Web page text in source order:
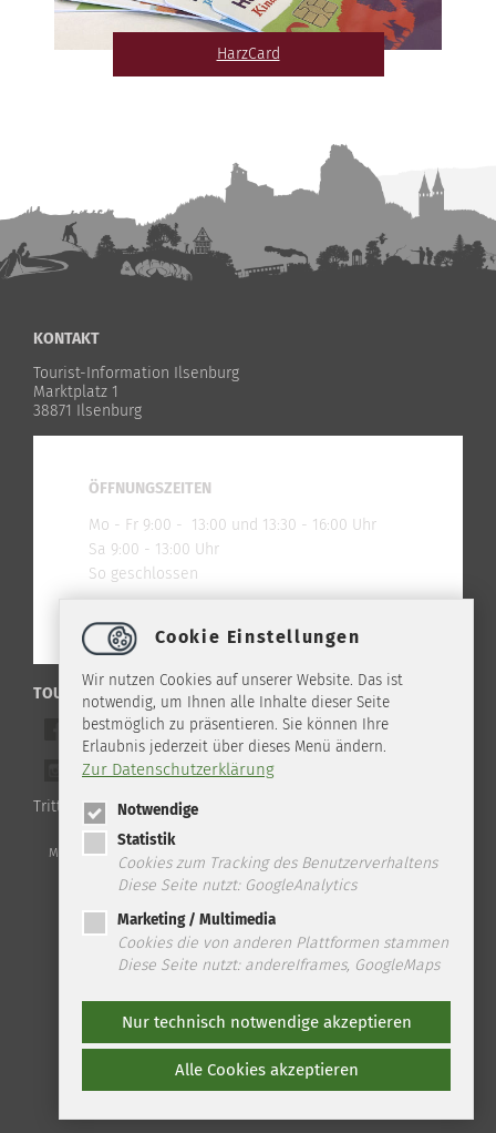
HarzCard
KONTAKT
Tourist-Information Ilsenburg
Marktplatz 1
38871 Ilsenburg
ÖFFNUNGSZEITEN
Mo - Fr 9:00 - 13:00 und 13:30 - 16:00 Uhr
Sa 9:00 - 13:00 Uhr
So geschlossen
TOURIST-INFO ILSENBURG IM NETZ
Werde ein Freund auf Facebook
Folge uns auf Instagram
Tritt unserem WhatsApp Channel bei!
Telefon: +49 (0) 39 45 2 / 19 4 33 | Fax: +49 (0) 39 45 2 / 99 0 67 | E-
Mail:
info@ ilsenburg.de | Datenschutz | Sitemap
Cookie Einstellungen
Wir nutzen Cookies auf unserer Website. Das ist
notwendig, um Ihnen alle Inhalte dieser Seite
bestmöglich zu präsentieren. Sie können Ihre
Erlaubnis jederzeit über dieses Menü ändern.
Zur Datenschutzerklärung
Notwendige
Statistik
Cookies zum Tracking des Benutzerverhaltens
Diese Seite nutzt: GoogleAnalytics
Marketing / Multimedia
Cookies die von anderen Plattformen stammen
Diese Seite nutzt: andereIframes, GoogleMaps
Nur technisch notwendige akzeptieren
Alle Cookies akzeptieren